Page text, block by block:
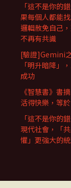
「這不是你的
果每個人都能
邏輯赦免自己
不再有共識
[驗證]Gemini
「明升暗降」
成功
《智慧書》書
活得快樂，等
「這不是你的
現代社會，「
懼」更強大的